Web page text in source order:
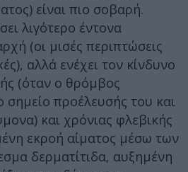
είναι πιο σοβαρή.
λιγότερο έντονα
(οι μισές περιπτώσεις
αλλά ενέχει τον κίνδυνο
(όταν ο θρόμβος
σημείο προέλευσής του και
και χρόνιας φλεβικής
εκροή αίματος μέσω των
δερματίτιδα, αυξημένη